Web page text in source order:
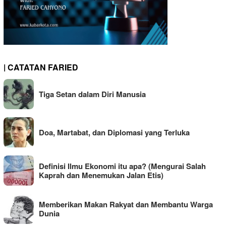
| CATATAN FARIED
Tiga Setan dalam Diri Manusia
Doa, Martabat, dan Diplomasi yang Terluka
Definisi Ilmu Ekonomi itu apa? (Mengurai Salah
Kaprah dan Menemukan Jalan Etis)
Memberikan Makan Rakyat dan Membantu Warga
Dunia